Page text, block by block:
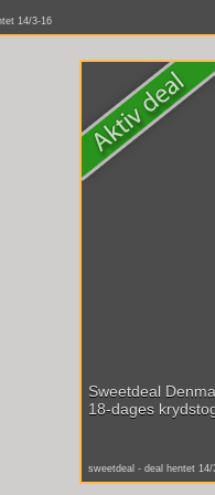
14/3-16
Sweetdeal
18-dages
sweetdeal - deal hentet 14/